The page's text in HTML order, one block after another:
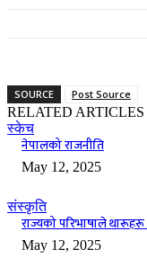
SOURCE Post Source
RELATED ARTICLES
स्केच
नेपालको राजनीति
May 12, 2025
संस्कृति
राज्यको परिभाषाले
May 12, 2025